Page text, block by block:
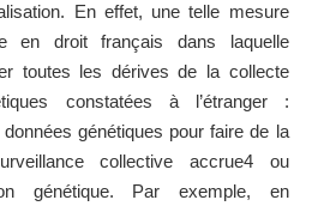
En effet, une telle mesure
en droit français dans laquelle
toutes les dérives de la collecte
constatées à l’étranger :
génétiques pour faire de la
collective accrue4 ou
génétique. Par exemple, en